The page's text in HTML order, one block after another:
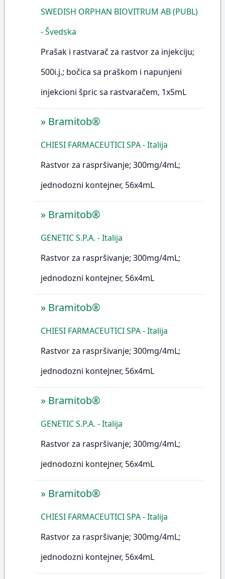
SWEDISH ORPHAN BIOVITRUM AB (PUBL)
- Švedska
Prašak i rastvarač za rastvor za injekciju;
500i.j.; bočica sa praškom i napunjeni
injekcioni špric sa rastvaračem, 1x5mL
» Bramitob®
CHIESI FARMACEUTICI SPA - Italija
Rastvor za raspršivanje; 300mg/4mL;
jednodozni kontejner, 56x4mL
» Bramitob®
GENETIC S.P.A. - Italija
Rastvor za raspršivanje; 300mg/4mL;
jednodozni kontejner, 56x4mL
» Bramitob®
CHIESI FARMACEUTICI SPA - Italija
Rastvor za raspršivanje; 300mg/4mL;
jednodozni kontejner, 56x4mL
» Bramitob®
GENETIC S.P.A. - Italija
Rastvor za raspršivanje; 300mg/4mL;
jednodozni kontejner, 56x4mL
» Bramitob®
CHIESI FARMACEUTICI SPA - Italija
Rastvor za raspršivanje; 300mg/4mL;
jednodozni kontejner, 56x4mL